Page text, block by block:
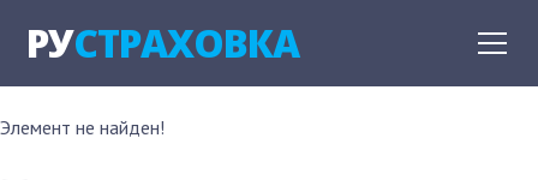
РУСТРАХОВКА
Элемент не найден!